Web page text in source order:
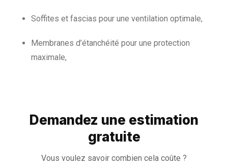
Soffites et fascias pour une ventilation optimale,
Membranes d’étanchéité pour une protection
maximale,
Demandez une estimation
gratuite
Vous voulez savoir combien cela coûte ?